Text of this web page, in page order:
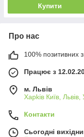
Купити
Про нас
100% позитивних з
Працює з
м. Львів
Харkiв Київ, Львів,
Контакти
Сьогодні